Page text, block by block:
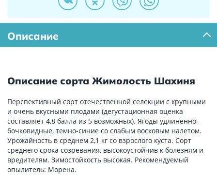
Описание
Описание сорта Жимолость Шахиня
Перспективный сорт отечественной селекции с крупными
и очень вкусными плодами (дегустационная оценка
составляет 4,8 балла из 5 возможных). Ягоды удлиненно-
бочковидные, темно-синие со слабым восковым налетом.
Урожайность в среднем 2,1 кг со взрослого куста. Сорт
среднего срока созревания, высокоустойчив к болезням и
вредителям. Зимостойкость высокая. Рекомендуемый
опылитель: Морена.